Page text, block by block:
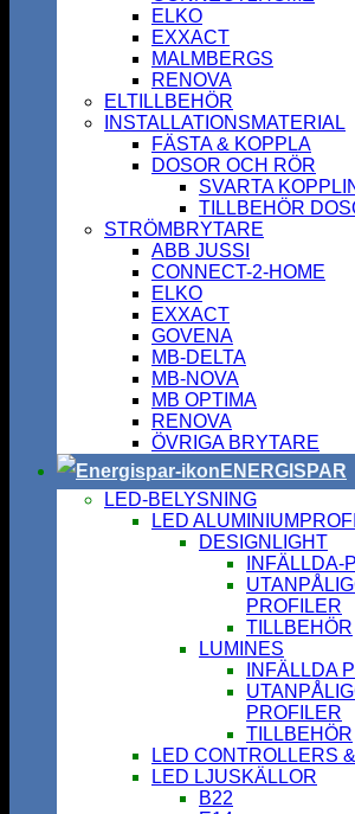
ELKO
EXXACT
MALMBERGS
RENOVA
ELTILLBEHÖR
INSTALLATIONSMATERIAL
FÄSTA & KOPPLA
DOSOR OCH RÖR
SVARTA
TILLBEHÖR
STRÖMBRYTARE
ABB JUSSI
CONNECT-2-HOME
ELKO
EXXACT
GOVENA
MB-DELTA
MB-NOVA
MB OPTIMA
RENOVA
ÖVRIGA BRYTARE
ENERGISPAR
LED-BELYSNING
LED
DESIGNLIGHT
INFÄLLDA-
PROFILER
TILLBEHÖR
LUMINES
INFÄLLDA
PROFILER
TILLBEHÖR
LED CONTROLLERS
LED LJUSKÄLLOR
B22